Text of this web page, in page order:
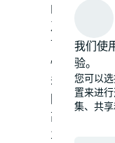
的66%和成
及民营企业
市办公楼交
情绪出现复
动型目的地
回升。例如
高净值人士
业收购等交
我们使
验。
您可以
置来进
集、共